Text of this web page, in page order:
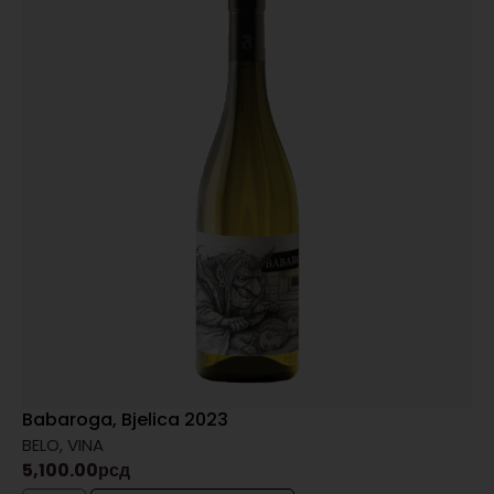
Babaroga, Bjelica 2023
BELO, VINA
5,100.00рсд